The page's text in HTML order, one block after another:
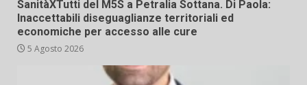
SanitàXTutti del M5S a Petralia Sottana. Di Paola:
Inaccettabili diseguaglianze territoriali ed
economiche per accesso alle cure
5 Agosto 2026